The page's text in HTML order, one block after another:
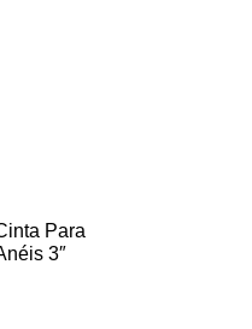
Para
3″